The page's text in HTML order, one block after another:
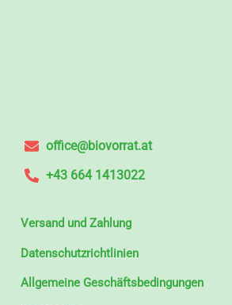
office@biovorrat.at
+43 664 1413022
Versand und Zahlung
Datenschutzrichtlinien
Allgemeine Geschäftsbedingungen